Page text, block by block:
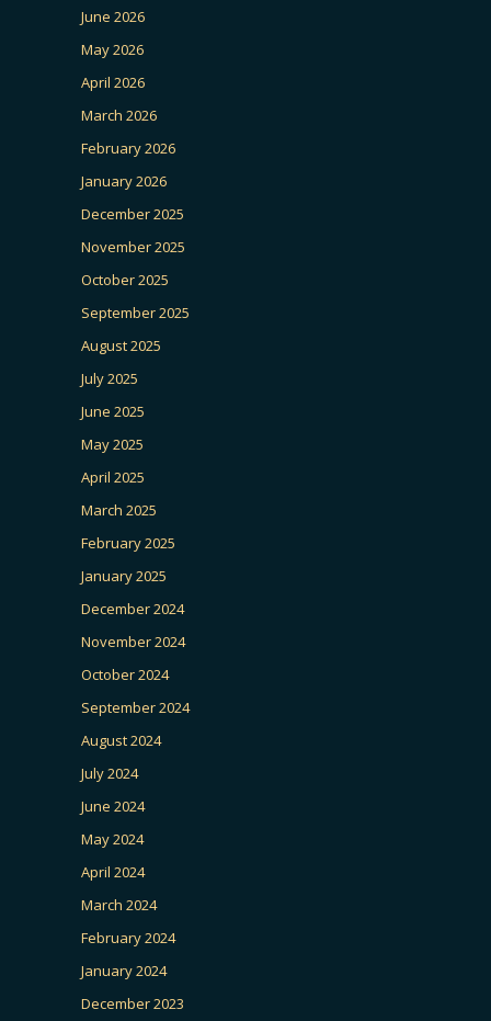
June 2026
May 2026
April 2026
March 2026
February 2026
January 2026
December 2025
November 2025
October 2025
September 2025
August 2025
July 2025
June 2025
May 2025
April 2025
March 2025
February 2025
January 2025
December 2024
November 2024
October 2024
September 2024
August 2024
July 2024
June 2024
May 2024
April 2024
March 2024
February 2024
January 2024
December 2023